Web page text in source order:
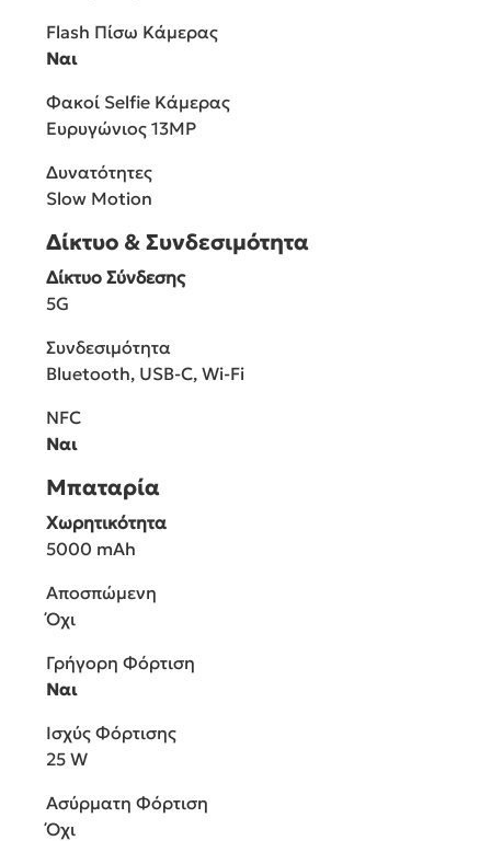
Flash Πίσω Κάμερας
Ναι
Φακοί Selfie Κάμερας
Ευρυγώνιος 13MP
Δυνατότητες
Slow Motion
Δίκτυο & Συνδεσιμότητα
Δίκτυο Σύνδεσης
5G
Συνδεσιμότητα
Bluetooth, USB-C, Wi-Fi
NFC
Ναι
Μπαταρία
Χωρητικότητα
5000 mAh
Αποσπώμενη
Όχι
Γρήγορη Φόρτιση
Ναι
Ισχύς Φόρτισης
25 W
Ασύρματη Φόρτιση
Όχι